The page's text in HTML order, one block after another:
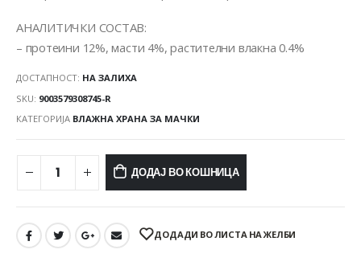
АНАЛИТИЧКИ СОСТАВ:
– протеини 12%, масти 4%, растителни влакна 0.4%
ДОСТАПНОСТ: НА ЗАЛИХА
SKU: 9003579308745-R
КАТЕГОРИЈА ВЛАЖНА ХРАНА ЗА МАЧКИ
ДОДАЈ ВО КОШНИЦА
ДОДАДИ ВО ЛИСТА НА ЖЕЛБИ